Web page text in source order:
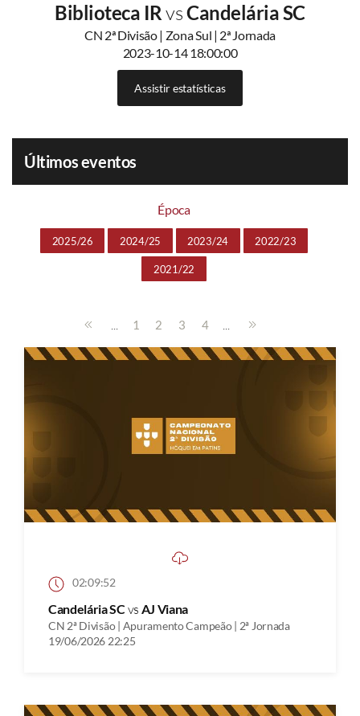
Biblioteca IRvsCandelária SC
CN 2ª Divisão | Zona Sul | 2ª Jornada
2023-10-14 18:00:00
Assistir estatísticas
Últimos eventos
Época
2025/26 2024/25 2023/24 2022/23
2021/22
... 1 2 3 4 ...
02:09:52
Candelária SCvs AJ Viana
CN 2ª Divisão | Apuramento Campeão | 2ª Jornada
19/06/2026 22:25